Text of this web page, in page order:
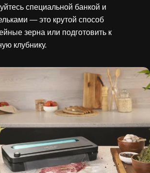
специальной банкой и
— это крутой способ
зерна или подготовить к
клубнику.